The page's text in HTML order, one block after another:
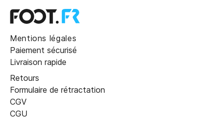
Mentions légales
Paiement sécurisé
Livraison rapide
Retours
Formulaire de rétractation
CGV
CGU